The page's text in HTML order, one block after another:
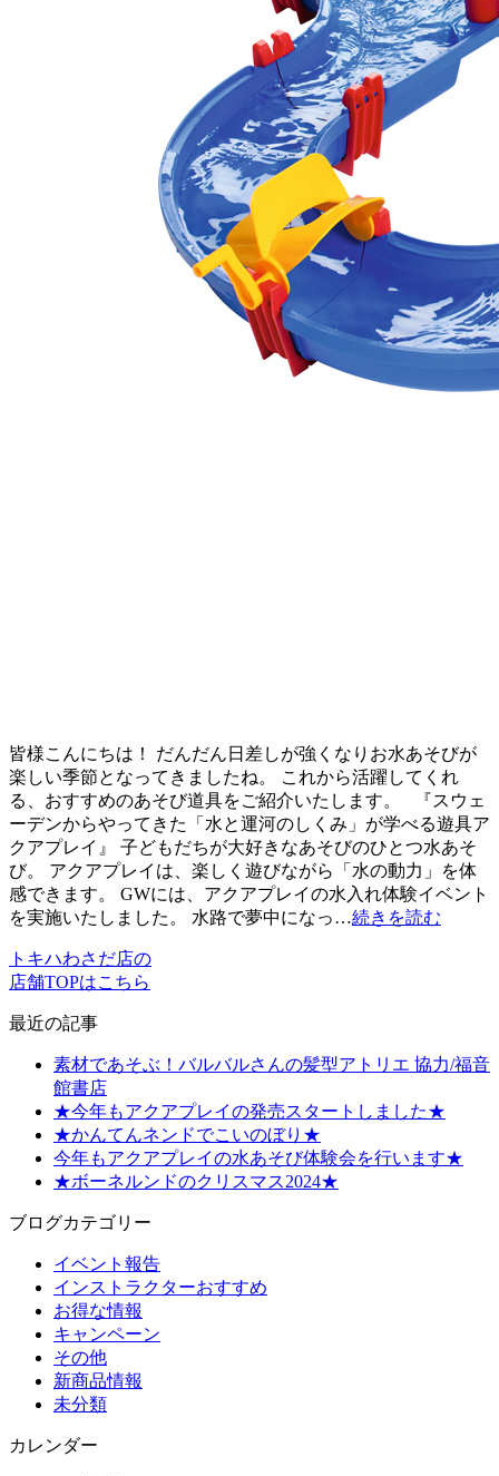
皆様こんにちは！ だんだん日差しが強くなりお水あそびが
楽しい季節となってきましたね。 これから活躍してくれ
る、おすすめのあそび道具をご紹介いたします。 『スウェ
ーデンからやってきた「水と運河のしくみ」が学べる遊具ア
クアプレイ』 子どもだちが大好きなあそびのひとつ水あそ
び。 アクアプレイは、楽しく遊びながら「水の動力」を体
感できます。 GWには、アクアプレイの水入れ体験イベント
を実施いたしました。 水路で夢中になっ…続きを読む
トキハわさだ店の
店舗TOPはこちら
最近の記事
素材であそぶ！バルバルさんの髪型アトリエ 協力/福音
館書店
★今年もアクアプレイの発売スタートしました★
★かんてんネンドでこいのぼり★
今年もアクアプレイの水あそび体験会を行います★
★ボーネルンドのクリスマス2024★
ブログカテゴリー
イベント報告
インストラクターおすすめ
お得な情報
キャンペーン
その他
新商品情報
未分類
カレンダー